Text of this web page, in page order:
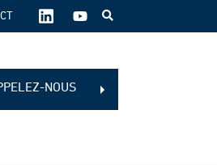
SUIVEZ-
NOUS
NOUS